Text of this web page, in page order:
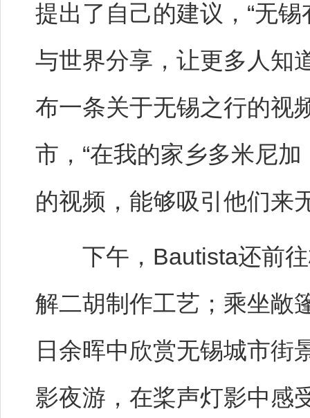
提出了自己的建议，“无
与世界分享，让更多人知
布一条关于无锡之行的视
市，“在我的家乡多米尼
的视频，能够吸引他们来
下午，Bautista还前往
解二胡制作工艺；乘坐敞
日余晖中欣赏无锡城市街
影夜游，在桨声灯影中感